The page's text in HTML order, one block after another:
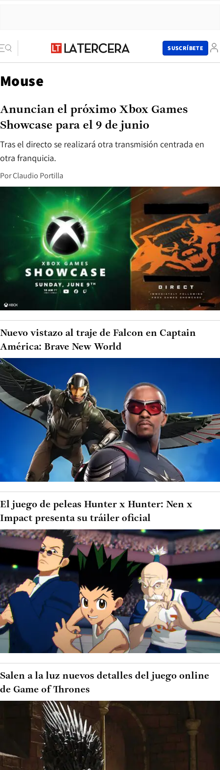
SUSCRÍBETE
Mouse
Tras el directo se realizará otra transmisión centrada en
otra franquicia.
Anuncian el próximo Xbox Games
Showcase para el 9 de junio
PorClaudio Portilla
Nuevo vistazo al traje de Falcon en Captain
América: Brave New World
El juego de peleas Hunter x Hunter: Nen x
Impact presenta su tráiler oficial
Salen a la luz nuevos detalles del juego online
de Game of Thrones